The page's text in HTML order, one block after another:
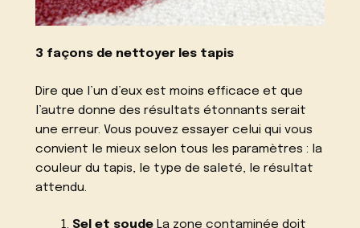
3 façons de nettoyer les tapis
Dire que l’un d’eux est moins efficace et que
l’autre donne des résultats étonnants serait
une erreur. Vous pouvez essayer celui qui vous
convient le mieux selon tous les paramètres : la
couleur du tapis, le type de saleté, le résultat
attendu.
Sel et soudeLa zone contaminée doit